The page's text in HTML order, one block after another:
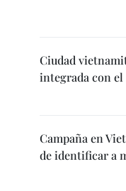
Ciudad
integrada con
Campaña en
de identificar a